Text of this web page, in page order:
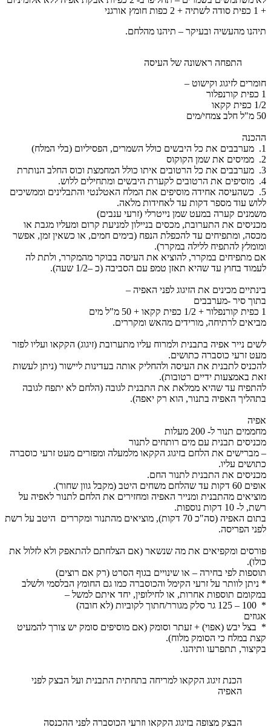
+
1 כפית סודה לשתיה + 2 כפות חומץ אורגני
תיהנו מהעשיה ובעיקר – תיהנו מהלחם.
התפחה ראשונה של העיסה
חומרים לזיגוג וקישוט –
1 כפית קורנפלור
1/2 כפית קקאו
50 מ"ל חלב צמחי/מים
ההכנה
1. מערבבים את כל היבשים כולל השמרים, הפסיליום (בלי המלח)
2. ממיסים את שמן הקוקוס
3. מערבבים את כל הרטובים איתו כולל המחמצת וכוס החלב הנותרת
4. מוסיפים את הרטובים לקערת היבשים ומתחילים ללוש.
5. כשהעיסה אחידה מוסיפים את המלח האטלנטי והתבלינים וממשיכים
ללוש עוד מספר דקות עד לאחידות מלאה.
משמנים קערה במעט שמן נייטרלי (זרעי ענבים)
מכניסים את התערובת, מכסים בניילון למניעת קרום ומעליו מגבת או
מכסה, ומתפיחים עד להכפלת הנפח (בימים חמים, או כשאין זמן, אפשר
ומומלץ להתפיח ללילה במקרר).
אם מתפיחים במקרר, להוציא את העיסה בבוקר מהמקרר, ולתת לה
לעמוד בחוץ עד שהיא תאזן טמפ עם הסביבה (כ –
1/2 שעה).
בינתיים מכינים את הזיגוג לפני האפיה –
בתוך סיר -מערבבים
1 כפית קורנפלור + 1/2 כפית קקאו + 50 מ"ל מים
מביאים לרתיחה, מורידים מהאש ומקררים.
לשים נייר אפיה בתבנית ולמרוח עליו מתערובת (זיגוג) הקקאו ועליו לפזר
מעט זרעי כוסברה כתושים.
להכניס לתבנית את העיסה ולהחליק אותה בעדינות ליישור (ניתן לעשות
זאת באמצעות ידיים רטובות).
להתפיח עד שהיא ממלאת את התבנית לגובה (הלחם לא יתפח לגובה
בתהליך האפיה בתנור, הוא רק יאפה).
אפיה
מחממים תנור ל- 200 מעלות
מכניסים תבנית עם מים רותחים לתנור
– מברישים את הלחם בזיגוג הקקאו מלמעלה ומפזרים מעט זרעי כוסברה
כתושים עליו.
מכניסים את התבנית לתנור החם.
אופים 60 דקות עד שהלחם משחים היטב (מקבל גוון שחור).
מוציאים מהתבנית ומנייר האפיה ומחזירים את הלחם לתנור לאפיה על
רשת, ל-
10 דקות נוספות.
בתום האפיה (סה"כ 70 דקות), מוציאים מהתנור ומקררים היטב על רשת
לפני הפריסה.
פורסים ומקפיאים את מה שנשאר (אם הצלחתם להתאפק ולא לזלול את
כולו).
תוספות לפי בחירה – או שינויים בגוף הסרט (רק אם רוצים)
* ניתן לוותר על זרעי הקימל והכוסברה כמו גם החומץ הבלסמי ולשלב
במקומם תוספות אחרות, או לחילופין, יחד איתם למשל –
*
100 –
1 25 גר סלק מגורר/חתוך לקוביות (לא חובה)
אגוזים
‌* בצל יבש (אפוי) + זעתר וסומק (אם מוסיפים סומק יש צורך להמעיט
קצת במלח כי הסומק מלוח).
בקיצור, תתפרעו ותיהנו.
הכנת זיגוג הקקאו למריחה בתחתית התבנית ועל הבצק לפני
האפיה
הבצק מצופה בזיגוג הקקאו וזרעי הכוסברה לפני ההכנסה